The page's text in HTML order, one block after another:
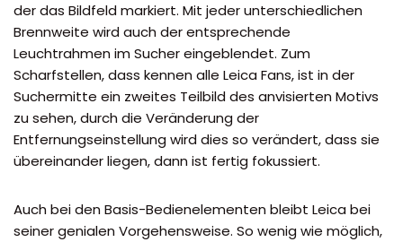
der das Bildfeld markiert. Mit jeder unterschiedlichen
Brennweite wird auch der entsprechende
Leuchtrahmen im Sucher eingeblendet. Zum
Scharfstellen, dass kennen alle Leica Fans, ist in der
Suchermitte ein zweites Teilbild des anvisierten Motivs
zu sehen, durch die Veränderung der
Entfernungseinstellung wird dies so verändert, dass sie
übereinander liegen, dann ist fertig fokussiert.
Auch bei den Basis-Bedienelementen bleibt Leica bei
seiner genialen Vorgehensweise. So wenig wie möglich,